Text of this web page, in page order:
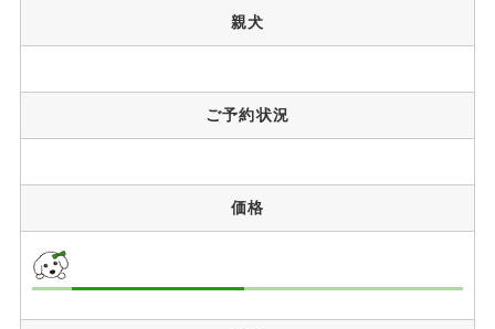
親犬
ご予約状況
価格